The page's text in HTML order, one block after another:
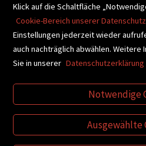
BIBLIOTHEKSSERVICE
VIDEO-TIPPS
VERTRAG WIDERRUFEN
Klick auf die Schaltfläche
Cookie-Bereich unserer
Einstellungen jederzeit wieder
auch nachträglich abwählen.
Sie in unserer Datenschutzerklärung
Notwendige
Ausgewählte